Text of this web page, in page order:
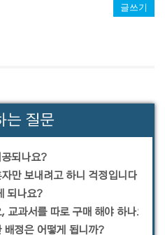
글쓰기
는 질문
되나요?
만 보내려고 하니 걱정입니다.
되나요?
교과서를 따로 구매 해야 하나요?
배정은 어떻게 됩니까?